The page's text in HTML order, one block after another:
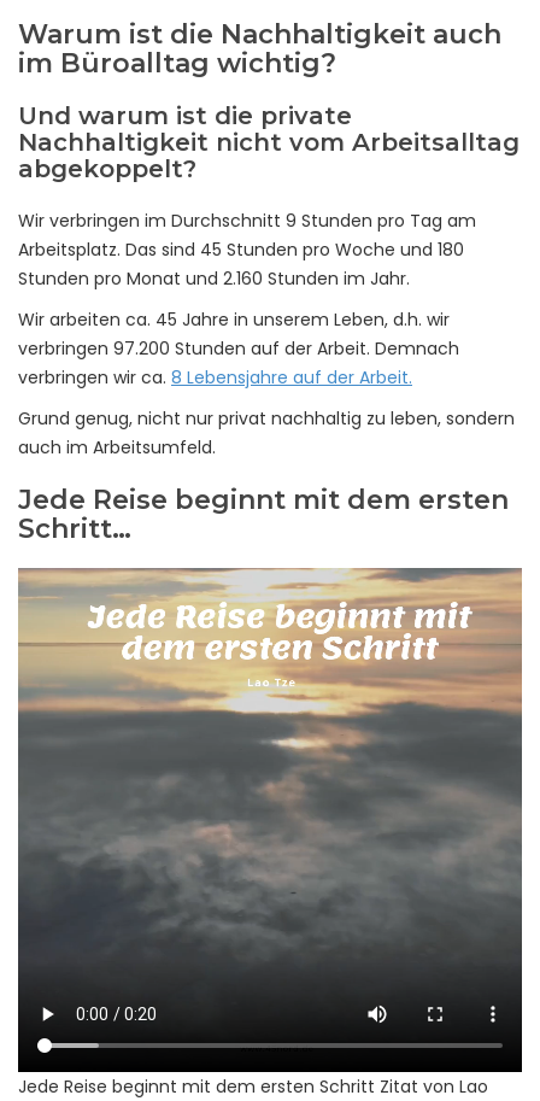
Warum ist die Nachhaltigkeit auch
im Büroalltag wichtig?
Und warum ist die private
Nachhaltigkeit nicht vom Arbeitsalltag
abgekoppelt?
Wir verbringen im Durchschnitt 9 Stunden pro Tag am
Arbeitsplatz. Das sind 45 Stunden pro Woche und 180
Stunden pro Monat und 2.160 Stunden im Jahr.
Wir arbeiten ca. 45 Jahre in unserem Leben, d.h. wir
verbringen 97.200 Stunden auf der Arbeit. Demnach
verbringen wir ca. 8 Lebensjahre auf der Arbeit.
Grund genug, nicht nur privat nachhaltig zu leben, sondern
auch im Arbeitsumfeld.
Jede Reise beginnt mit dem ersten
Schritt…
Jede Reise beginnt mit dem ersten Schritt Zitat von Lao